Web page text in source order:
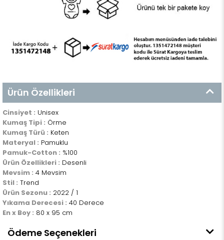
Ürün Özellikleri
Cinsiyet : Unisex
Kumaş Tipi : Örme
Kumaş Türü : Keten
Materyal : Pamuklu
Pamuk-Cotton : %100
Ürün Özellikleri : Desenli
Mevsim : 4 Mevsim
Stil : Trend
Ürün Sezonu : 2022 / 1
Yıkama Derecesi : 40 Derece
En x Boy : 80 x 95 cm
Ödeme Seçenekleri